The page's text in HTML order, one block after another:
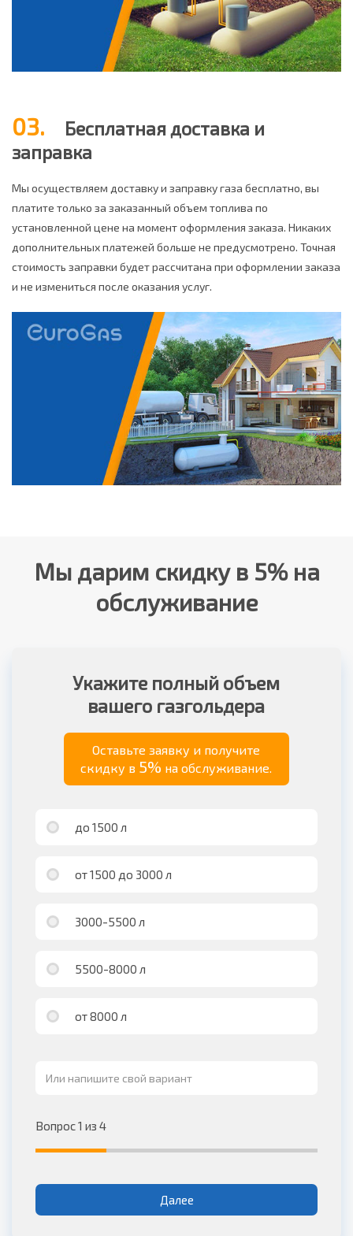
03.
Бесплатная доставка и
заправка
Мы осуществляем доставку и заправку газа бесплатно, вы
платите только за заказанный объем топлива по
установленной цене на момент оформления заказа. Никаких
дополнительных платежей больше не предусмотрено. Точная
стоимость заправки будет рассчитана при оформлении заказа
и не измениться после оказания услуг.
Мы дарим скидку в 5% на
обслуживание
Укажите полный объем
вашего газгольдера
Оставьте заявку и получите
скидку в 5% на обслуживание.
до 1500 л
от 1500 до 3000 л
3000-5500 л
5500-8000 л
от 8000 л
Вопрос 1 из 4
Далее